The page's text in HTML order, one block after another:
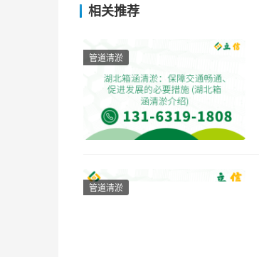
相关推荐
管道清淤
管道清淤